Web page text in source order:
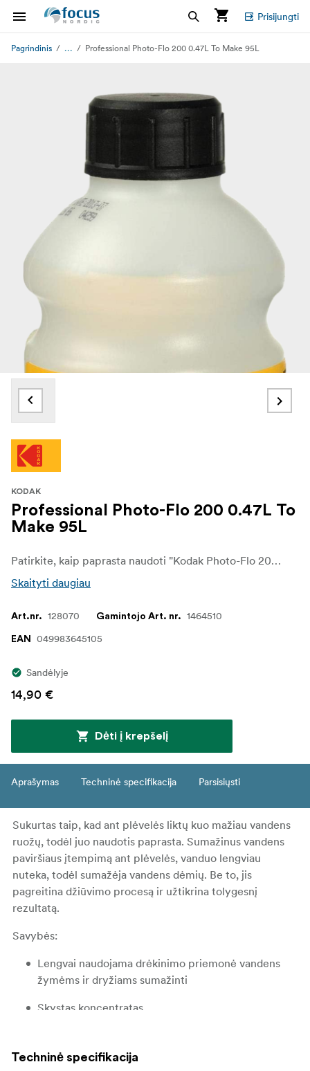
Prisijungti
Pagrindinis ... Professional Photo-Flo 200 0.47L To Make 95L
KODAK
Professional Photo-Flo 200 0.47L To
Make 95L
Patirkite, kaip paprasta naudoti "Kodak Photo-Flo 200" drėkinamąją medžiagą.
Skaityti daugiau
Art.nr. 128070 Gamintojo Art. nr. 1464510
EAN 049983645105
Sandėlyje
14,90 €
Dėti į krepšelį
Aprašymas Techninė specifikacija Parsisiųsti
Sukurtas taip, kad ant plėvelės liktų kuo mažiau vandens
ruožų, todėl juo naudotis paprasta. Sumažinus vandens
paviršiaus įtempimą ant plėvelės, vanduo lengviau
nuteka, todėl sumažėja vandens dėmių. Be to, jis
pagreitina džiūvimo procesą ir užtikrina tolygesnį
rezultatą.
Savybės:
Lengvai naudojama drėkinimo priemonė vandens
žymėms ir dryžiams sumažinti
Skystas koncentratas
0,47 l koncentrato, skirto nespalvotai ir spalvotai
Techninė specifikacija